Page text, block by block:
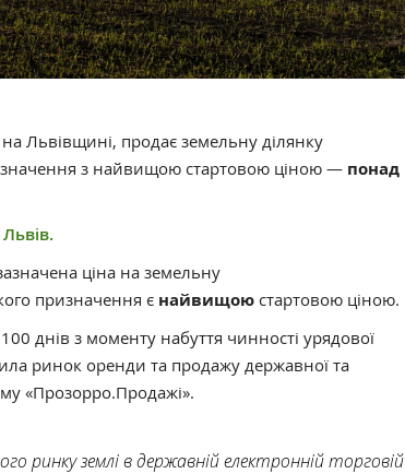
Львівщині, продає земельну ділянку
з найвищою стартовою ціною — понад
ціна на земельну
призначення є найвищою стартовою ціною.
днів з моменту набуття чинності урядової
ринок оренди та продажу державної та
«Прозорро.Продажі».
ринку землі в державній електронній торговій